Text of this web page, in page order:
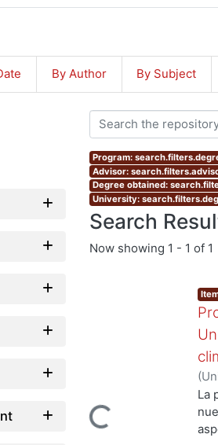
By Author By Subject
Program:
Advisor:
Degree obtained:
University:
Search
Now showing 1 - 1 of 1
Loading...
(
de
La